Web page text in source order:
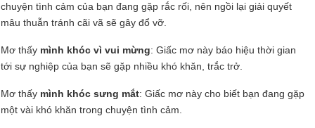
chuyện tình cảm của bạn đang gặp rắc rối, nên ngồi lại giải quyết
mâu thuẫn tránh cãi vã sẽ gây đổ vỡ.
Mơ thấy mình khóc vì vui mừng: Giấc mơ này báo hiệu thời gian
tới sự nghiệp của bạn sẽ gặp nhiều khó khăn, trắc trở.
Mơ thấy mình khóc sưng mắt: Giấc mơ này cho biết bạn đang gặp
một vài khó khăn trong chuyện tình cảm.